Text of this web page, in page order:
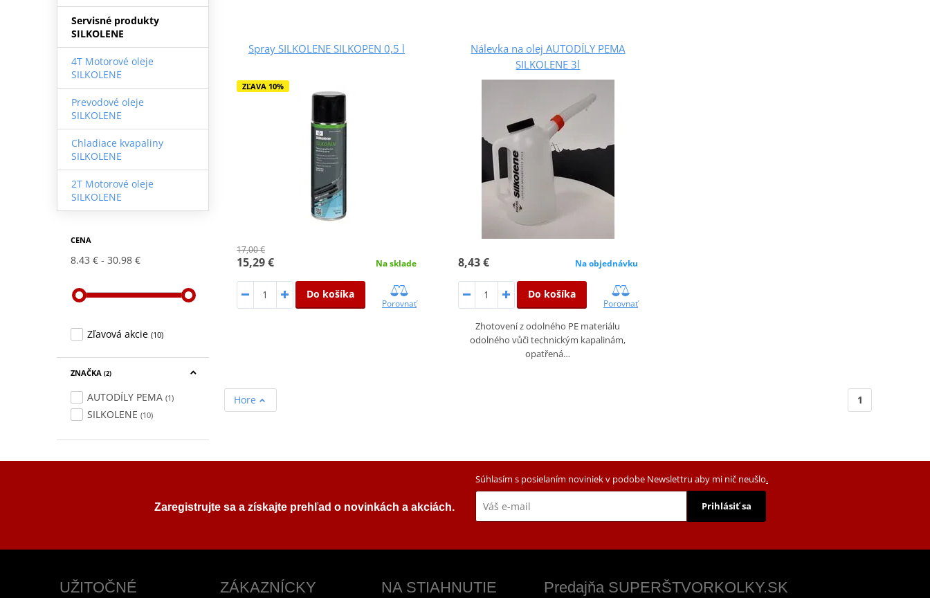
Servisné produkty
SILKOLENE
4T Motorové oleje
SILKOLENE
Prevodové oleje
SILKOLENE
Chladiace kvapaliny
SILKOLENE
2T Motorové oleje
SILKOLENE
CENA
8.43 € 30.98 €
Zľavová akcie (10)
ZNAČKA (2)
AUTODÍLY PEMA (1)
SILKOLENE (10)
Spray SILKOLENE SILKOPEN 0,5 l
ZĽAVA 10%
17,00 €
15,29 € Na sklade
Do košíka
Porovnať
Nálevka na olej AUTODÍLY PEMA
SILKOLENE 3l
8,43 € Na objednávku
Do košíka
Porovnať
Zhotovení z odolného PE materiálu
odolného vůči technickým kapalinám,
opatřená…
1
Hore
Zaregistrujte sa a získajte prehľad o novinkách a akciách.
Súhlasím s posielaním noviniek v podobe Newslettru aby mi nič neušlo.
Prihlásiť sa
UŽITOČNÉ
ZÁKAZNÍCKY
NA STIAHNUTIE Predajňa SUPERŠTVORKOLKY.SK